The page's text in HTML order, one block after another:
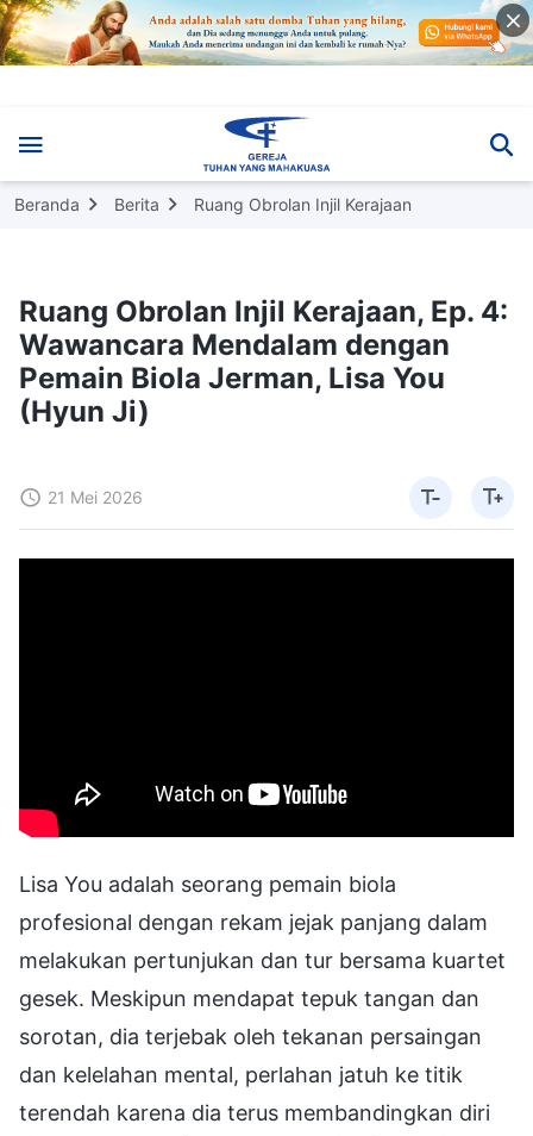
Beranda Berita Ruang Obrolan Injil Kerajaan
Ruang Obrolan Injil Kerajaan, Ep. 4:
Wawancara Mendalam dengan
Pemain Biola Jerman, Lisa You
(Hyun Ji)
21 Mei 2026
Lisa You adalah seorang pemain biola
profesional dengan rekam jejak panjang dalam
melakukan pertunjukan dan tur bersama kuartet
gesek. Meskipun mendapat tepuk tangan dan
sorotan, dia terjebak oleh tekanan persaingan
dan kelelahan mental, perlahan jatuh ke titik
terendah karena dia terus membandingkan diri